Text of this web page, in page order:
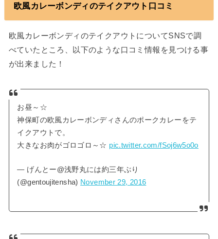
欧風カレーボンディのテイクアウト口コミ
欧風カレーボンディのテイクアウトについてSNSで調
べていたところ、以下のような口コミ情報を見つける事
が出来ました！
お昼～☆
神保町の欧風カレーボンディさんのポークカレーをテ
イクアウトで。
大きなお肉がゴロゴロ～☆ pic.twitter.com/fSoj6w5o0o
— げんとー@浅野丸には約三年ぶり
(@gentoujitensha) November 29, 2016